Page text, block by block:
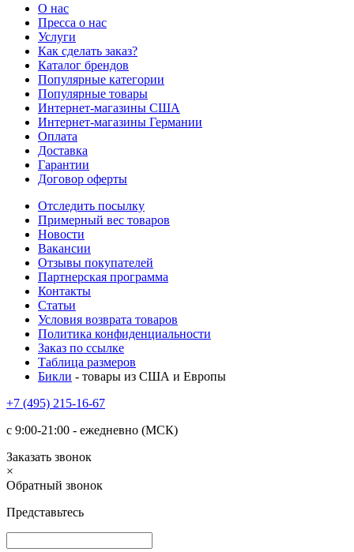
О нас
Пресса о нас
Услуги
Как сделать заказ?
Каталог брендов
Популярные категории
Популярные товары
Интернет-магазины США
Интернет-магазины Германии
Оплата
Доставка
Гарантии
Договор оферты
Отследить посылку
Примерный вес товаров
Новости
Вакансии
Отзывы покупателей
Партнерская программа
Контакты
Статьи
Условия возврата товаров
Политика конфиденциальности
Заказ по ссылке
Таблица размеров
Бикли - товары из США и Европы
+7 (495) 215-16-67
с 9:00-21:00 - ежедневно (МСК)
Заказать звонок
×
Обратный звонок
Представьтесь